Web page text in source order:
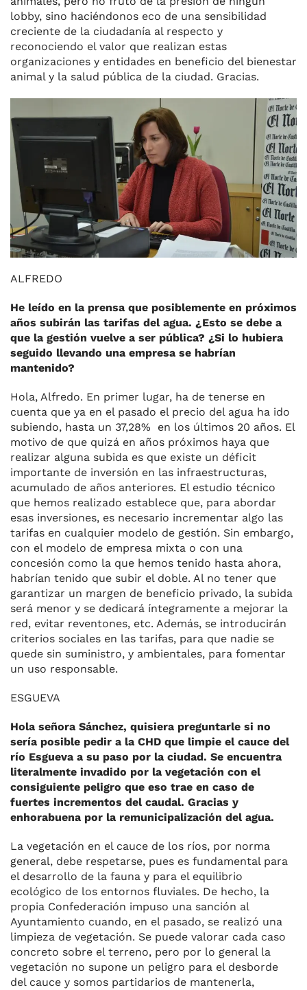
lobby, sino haciéndonos eco de una sensibilidad
creciente de la ciudadanía al respecto y
reconociendo el valor que realizan estas
organizaciones y entidades en beneficio del bienestar
animal y la salud pública de la ciudad. Gracias.
ALFREDO
He leído en la prensa que posiblemente en próximos
años subirán las tarifas del agua. ¿Esto se debe a
que la gestión vuelve a ser pública? ¿Si lo hubiera
seguido llevando una empresa se habrían
mantenido?
Hola, Alfredo. En primer lugar, ha de tenerse en
cuenta que ya en el pasado el precio del agua ha ido
subiendo, hasta un 37,28% en los últimos 20 años. El
motivo de que quizá en años próximos haya que
realizar alguna subida es que existe un déficit
importante de inversión en las infraestructuras,
acumulado de años anteriores. El estudio técnico
que hemos realizado establece que, para abordar
esas inversiones, es necesario incrementar algo las
tarifas en cualquier modelo de gestión. Sin embargo,
con el modelo de empresa mixta o con una
concesión como la que hemos tenido hasta ahora,
habrían tenido que subir el doble. Al no tener que
garantizar un margen de beneficio privado, la subida
será menor y se dedicará íntegramente a mejorar la
red, evitar reventones, etc. Además, se introducirán
criterios sociales en las tarifas, para que nadie se
quede sin suministro, y ambientales, para fomentar
un uso responsable.
ESGUEVA
Hola señora Sánchez, quisiera preguntarle si no
sería posible pedir a la CHD que limpie el cauce del
río Esgueva a su paso por la ciudad. Se encuentra
literalmente invadido por la vegetación con el
consiguiente peligro que eso trae en caso de
fuertes incrementos del caudal. Gracias y
enhorabuena por la remunicipalización del agua.
La vegetación en el cauce de los ríos, por norma
general, debe respetarse, pues es fundamental para
el desarrollo de la fauna y para el equilibrio
ecológico de los entornos fluviales. De hecho, la
propia Confederación impuso una sanción al
Ayuntamiento cuando, en el pasado, se realizó una
limpieza de vegetación. Se puede valorar cada caso
concreto sobre el terreno, pero por lo general la
vegetación no supone un peligro para el desborde
del cauce y somos partidarios de mantenerla,